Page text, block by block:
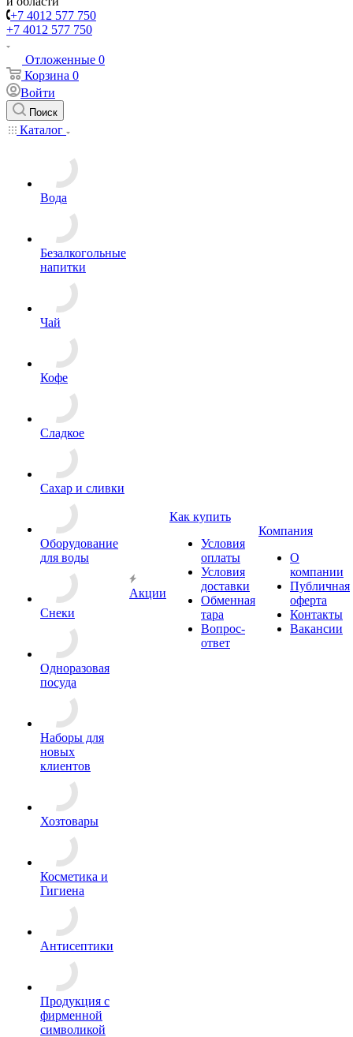
+7 4012 577 750
+7 4012 577 750
Отложенные 0
Корзина 0
Войти
Поиск
Каталог
Вода
Безалкогольные
напитки
Чай
Кофе
Сладкое
Сахар и сливки
Оборудование
для воды
Снеки
Одноразовая
посуда
Наборы для
новых
клиентов
Хозтовары
Косметика и
Гигиена
Антисептики
Продукция с
фирменной
символикой
Акции
Как купить
Условия
оплаты
Условия
доставки
Обменная
тара
Вопрос-
ответ
Компания
О
компании
Публичная
оферта
Контакты
Вакансии